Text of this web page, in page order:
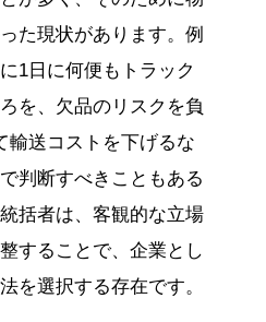
た現状があります。例
1日に何便もトラック
を、欠品のリスクを負
輸送コストを下げるな
判断すべきこともある
括者は、客観的な立場
することで、企業とし
を選択する存在です。